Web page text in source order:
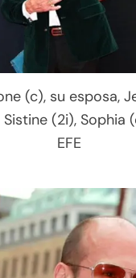
(c), su esposa,
Sistine (2i), Sophia
EFE